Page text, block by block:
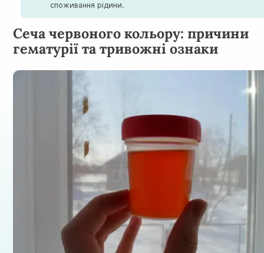
споживання рідини.
Сеча червоного кольору: причини
гематурії та тривожні ознаки